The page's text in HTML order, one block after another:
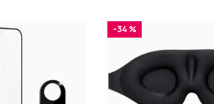
-34 %